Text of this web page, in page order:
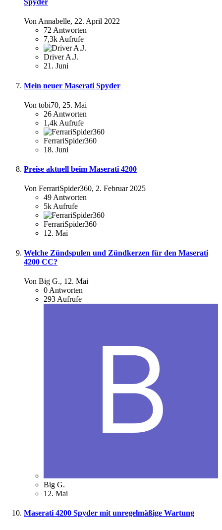
Spyder
Von Annabelle, 22. April 2022
72Antworten
7,3kAufrufe
Driver A.J.
21. Juni
Mein neuer Maserati Spyder
Von tobi70, 25. Mai
26 Antworten
1,4k Aufrufe
FerrariSpider360
18. Juni
Preise aktuell beim Maserati 4200
Von FerrariSpider360, 2. Februar 2025
49Antworten
5kAufrufe
FerrariSpider360
12. Mai
Welche Zündspulen und Zündkerzen für den Maserati
4200 CC?
Von Big G., 12. Mai
0 Antworten
293 Aufrufe
Big G.
12. Mai
Maserati 4200 Spyder mit unregelmäßige Wartung